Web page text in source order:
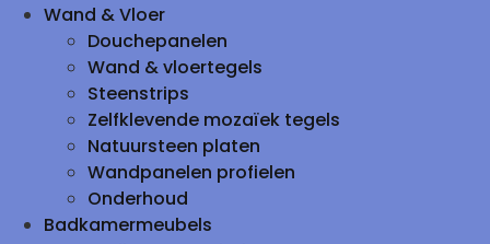
Wand & Vloer
Douchepanelen
Wand & vloertegels
Steenstrips
Zelfklevende mozaïek tegels
Natuursteen platen
Wandpanelen profielen
Onderhoud
Badkamermeubels